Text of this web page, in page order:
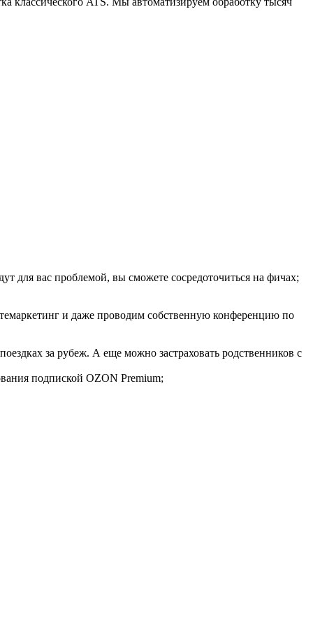
для вас проблемой, вы сможете сосредоточиться на фичах;
и даже проводим собственную конференцию по
за рубеж. А еще можно застраховать родственников с
подпиской OZON Premium;